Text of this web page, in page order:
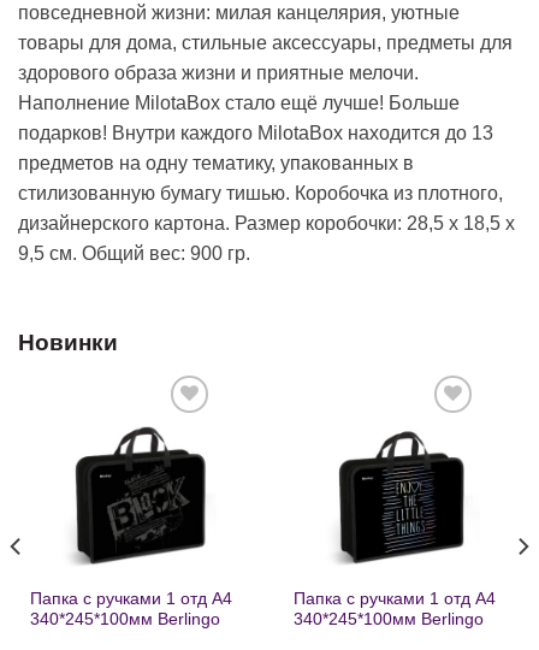
повседневной жизни: милая канцелярия, уютные
товары для дома, стильные аксессуары, предметы для
здорового образа жизни и приятные мелочи.
Наполнение MilotaBox стало ещё лучше! Больше
подарков! Внутри каждого MilotaBox находится до 13
предметов на одну тематику, упакованных в
стилизованную бумагу тишью. Коробочка из плотного,
дизайнерского картона. Размер коробочки: 28,5 х 18,5 х
9,5 см. Общий вес: 900 гр.
Новинки
Добавить
в список
желаний
Папка с ручками 1 отд А4
340*245*100мм Berlingo
Добавить
в список
желаний
Папка с ручками 1 отд А4
340*245*100мм Berlingo